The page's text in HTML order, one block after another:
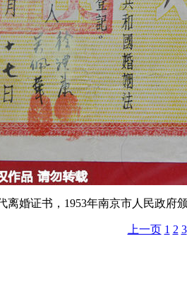
离婚证书，1953年南京市人民政
上一页 1 2 3